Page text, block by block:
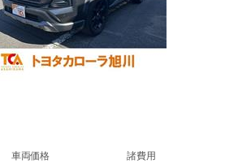
車両価格 諸費用